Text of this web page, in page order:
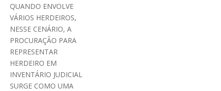
QUANDO ENVOLVE
VÁRIOS HERDEIROS,
NESSE CENÁRIO, A
PROCURAÇÃO PARA
REPRESENTAR
HERDEIRO EM
INVENTÁRIO JUDICIAL
SURGE COMO UMA